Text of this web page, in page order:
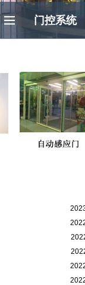
门控系统